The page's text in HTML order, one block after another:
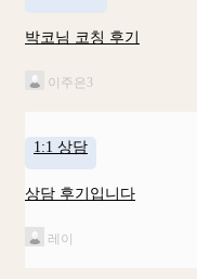
박코님 코칭 후기
이주은3
1:1 상담
상담 후기입니다
레이